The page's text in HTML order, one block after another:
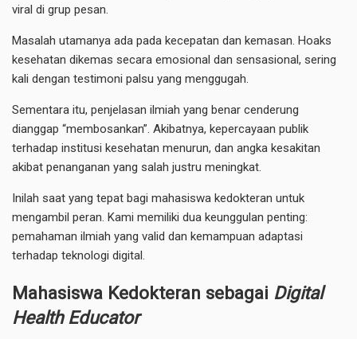
viral di grup pesan.
Masalah utamanya ada pada kecepatan dan kemasan. Hoaks
kesehatan dikemas secara emosional dan sensasional, sering
kali dengan testimoni palsu yang menggugah.
Sementara itu, penjelasan ilmiah yang benar cenderung
dianggap “membosankan”. Akibatnya, kepercayaan publik
terhadap institusi kesehatan menurun, dan angka kesakitan
akibat penanganan yang salah justru meningkat.
Inilah saat yang tepat bagi mahasiswa kedokteran untuk
mengambil peran. Kami memiliki dua keunggulan penting:
pemahaman ilmiah yang valid dan kemampuan adaptasi
terhadap teknologi digital.
Mahasiswa Kedokteran sebagai Digital
Health Educator